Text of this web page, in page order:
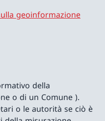
geoinformazione
della
o di un Comune ).
o le autorità se ciò è